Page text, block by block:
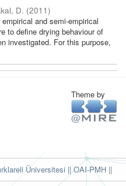
D. (2011)
and semi-empirical
to define drying behaviour of
investigated. For this purpose,
Theme by
Üniversitesi ||OAI-PMH ||